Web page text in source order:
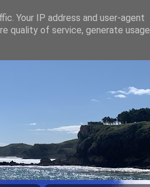
Your IP address and user-agent
quality of service, generate usage